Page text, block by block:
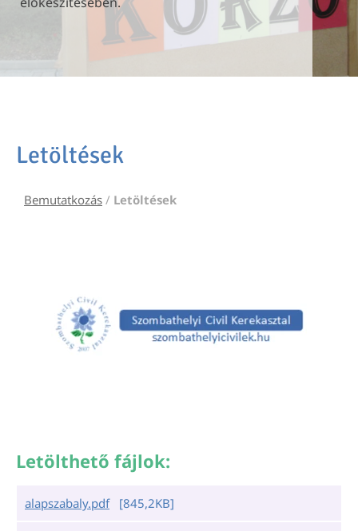
Letöltések
Bemutatkozás / Letöltések
Letölthető fájlok:
alapszabaly.pdf [845,2KB]